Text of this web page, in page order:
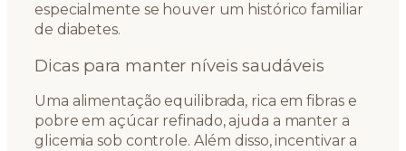
especialmente se houver um histórico familiar
de diabetes.
Dicas para manter níveis saudáveis
Uma alimentação equilibrada, rica em fibras e
pobre em açúcar refinado, ajuda a manter a
glicemia sob controle. Além disso, incentivar a